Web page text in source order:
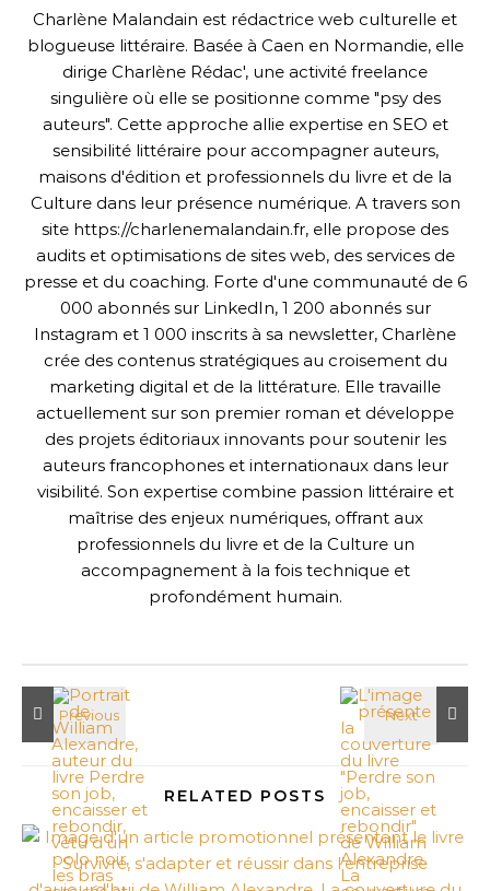
Charlène Malandain est rédactrice web culturelle et
blogueuse littéraire. Basée à Caen en Normandie, elle
dirige Charlène Rédac', une activité freelance
singulière où elle se positionne comme "psy des
auteurs". Cette approche allie expertise en SEO et
sensibilité littéraire pour accompagner auteurs,
maisons d'édition et professionnels du livre et de la
Culture dans leur présence numérique. A travers son
site https://charlenemalandain.fr, elle propose des
audits et optimisations de sites web, des services de
presse et du coaching. Forte d'une communauté de 6
000 abonnés sur LinkedIn, 1 200 abonnés sur
Instagram et 1 000 inscrits à sa newsletter, Charlène
crée des contenus stratégiques au croisement du
marketing digital et de la littérature. Elle travaille
actuellement sur son premier roman et développe
des projets éditoriaux innovants pour soutenir les
auteurs francophones et internationaux dans leur
visibilité. Son expertise combine passion littéraire et
maîtrise des enjeux numériques, offrant aux
professionnels du livre et de la Culture un
accompagnement à la fois technique et
profondément humain.
RELATED POSTS